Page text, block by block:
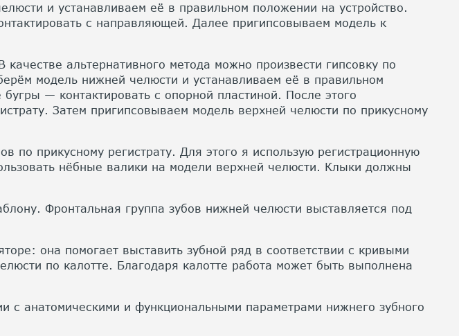
и устанавливаем её в правильном положении на устройство.
с направляющей. Далее пригипсовываем модель к
альтернативного метода можно произвести гипсовку по
модель нижней челюсти и устанавливаем её в правильном
— контактировать с опорной пластиной. После этого
Затем пригипсовываем модель верхней челюсти по прикусному
по прикусному регистрату. Для этого я использую регистрационную
нёбные валики на модели верхней челюсти. Клыки должны
Фронтальная группа зубов нижней челюсти выставляется под
она помогает выставить зубной ряд в соответствии с кривыми
по калотте. Благодаря калотте работа может быть выполнена
с анатомическими и функциональными параметрами нижнего зубного